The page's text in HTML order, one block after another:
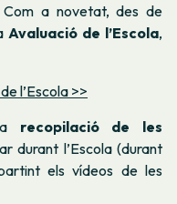
a novetat, des de
Avaluació de l’Escola,
l’Escola >>
recopilació de les
durant l’Escola (durant
els vídeos de les